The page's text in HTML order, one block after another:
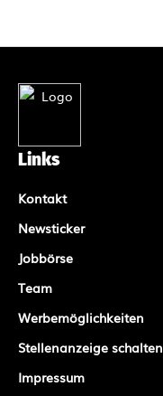
Links
Kontakt
Newsticker
Jobbörse
Team
Werbemöglichkeiten
Stellenanzeige schalten
Impressum